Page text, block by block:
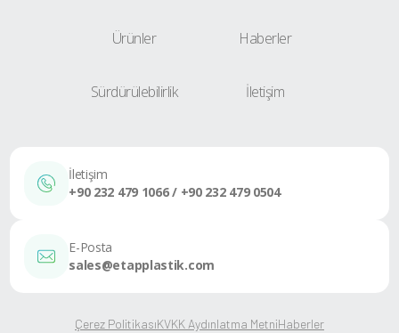
Ürünler
Sürdürülebilirlik
Haberler
İletişim
İletişim
+90 232 479 1066 / +90 232 479 0504
E-Posta
sales@etapplastik.com
Çerez PolitikasıKVKK Aydınlatma MetniHaberler